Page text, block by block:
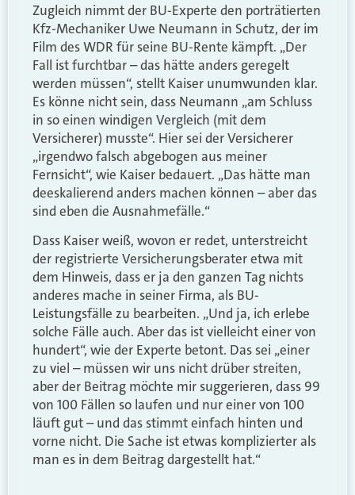
Zugleich nimmt der BU-Experte den porträtierten
Kfz-Mechaniker Uwe Neumann in Schutz, der im
Film des WDR für seine BU-Rente kämpft. „Der
Fall ist furchtbar – das hätte anders geregelt
werden müssen“, stellt Kaiser unumwunden klar.
Es könne nicht sein, dass Neumann „am Schluss
in so einen windigen Vergleich (mit dem
Versicherer) musste“. Hier sei der Versicherer
„irgendwo falsch abgebogen aus meiner
Fernsicht“, wie Kaiser bedauert. „Das hätte man
deeskalierend anders machen können – aber das
sind eben die Ausnahmefälle.“
Dass Kaiser weiß, wovon er redet, unterstreicht
der registrierte Versicherungsberater etwa mit
dem Hinweis, dass er ja den ganzen Tag nichts
anderes mache in seiner Firma, als BU-
Leistungsfälle zu bearbeiten. „Und ja, ich erlebe
solche Fälle auch. Aber das ist vielleicht einer von
hundert“, wie der Experte betont. Das sei „einer
zu viel – müssen wir uns nicht drüber streiten,
aber der Beitrag möchte mir suggerieren, dass 99
von 100 Fällen so laufen und nur einer von 100
läuft gut – und das stimmt einfach hinten und
vorne nicht. Die Sache ist etwas komplizierter als
man es in dem Beitrag dargestellt hat.“